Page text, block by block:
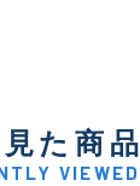
た商品
VIEWED